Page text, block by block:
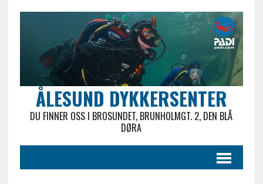
ÅLESUND DYKKERSENTER
DU FINNER OSS I BROSUNDET, BRUNHOLMGT. 2, DEN BLÅ
DØRA